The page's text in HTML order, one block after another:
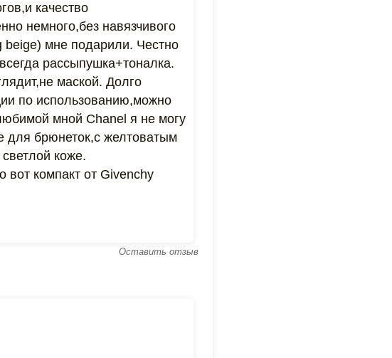
качество
немного,без навязчивого
beige) мне подарили. Честно
рассыпушка+тоналка.
маской. Долго
по использованию,можно
мной Chanel я не могу
для брюнеток,с желтоватым
коже.
вот компакт от Givenchy
Оставить отзыв